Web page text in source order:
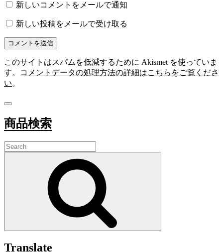
新しいコメントをメールで通知
新しい投稿をメールで受け取る
このサイトはスパムを低減するために Akismet を使っていま
す。
コメントデータの処理方法の詳細はこちらをご覧くださ
い。
商品検索
Search
for:
Translate